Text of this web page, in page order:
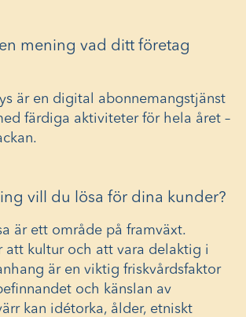
mening vad ditt företag
är en digital abonnemangstjänst
färdiga aktiviteter för hela året –
vill du lösa för dina kunder?
är ett område på framväxt.
att kultur och att vara delaktig i
är en viktig friskvårdsfaktor
och känslan av
kan idétorka, ålder, etniskt